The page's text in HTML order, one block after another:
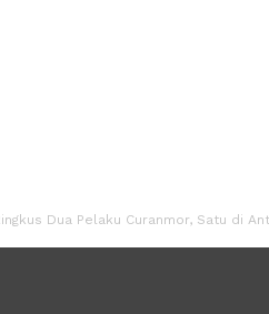
Dua Pelaku Curanmor, Satu di